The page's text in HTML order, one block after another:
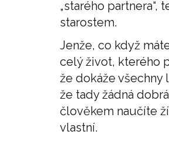
„starého partnera“,
starostem.
Jenže, co když
celý život, kterého
že dokáže všechny
že tady žádná
člověkem naučíte
vlastní.